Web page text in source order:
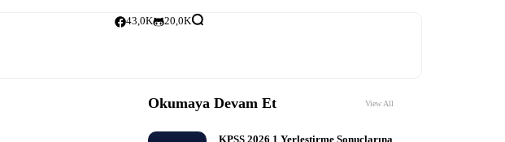
43,0K 20,0K
Okumaya Devam Et View All
KPSS 2026 1 Yerleştirme Sonuçlarına